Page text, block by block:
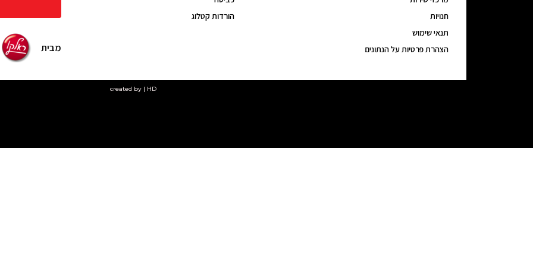
חנויות
תנאי שימוש
הצהרת פרטיות על הנתונים
הורדות קטלוג
מבית
created by | HD